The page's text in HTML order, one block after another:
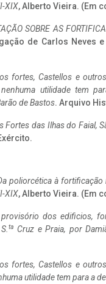
XIX, Alberto Vieira. (Em
SOBRE AS
de Carlos Neves
fortes, Castellos e
utilidade tem
de Bastos. Arquivo
Fortes das Ilhas do Faial,
poliorcética à
XIX, Alberto Vieira. (Em
provisório dos edificios,
ta Cruz e Praia, por
fortes, Castellos e
utilidade tem para a